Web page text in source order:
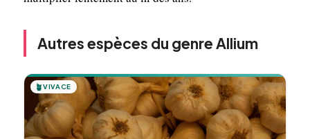
Autres espèces du genre Allium
🪴VIVACE